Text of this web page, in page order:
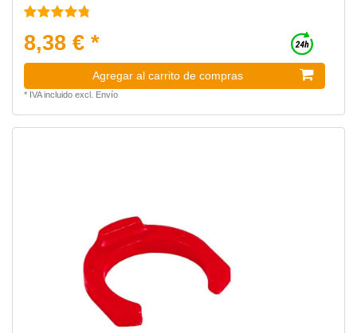
8,38 € *
Agregar al carrito de compras
* IVA incluidoexcl. Envío